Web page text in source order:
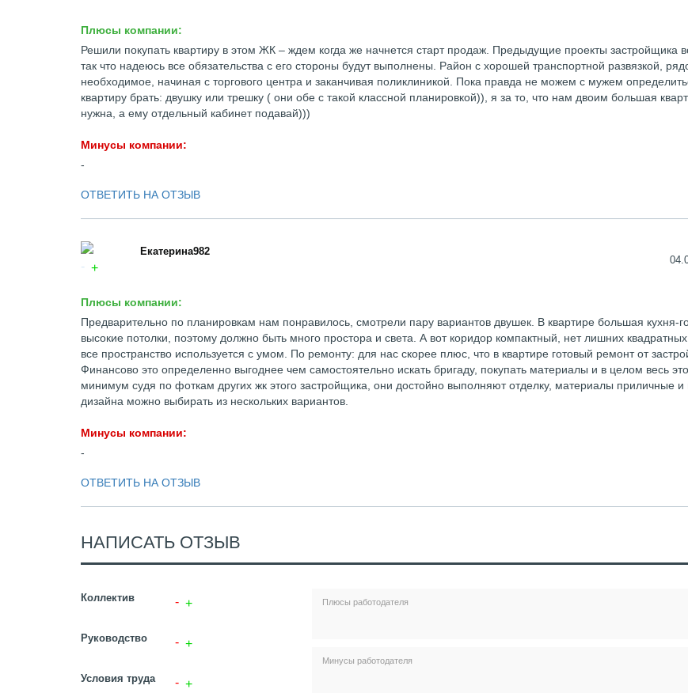
Плюсы компании:
Решили покупать квартиру в этом ЖК – ждем когда же начнется старт продаж. Предыдущие проекты застройщика
так что надеюсь все обязательства с его стороны будут выполнены. Район с хорошей транспортной развязкой,
необходимое, начиная с торгового центра и заканчивая поликлиникой. Пока правда не можем с мужем
квартиру брать: двушку или трешку ( они обе с такой классной планировкой)), я за то, что нам двоим большая
нужна, а ему отдельный кабинет подавай)))
Минусы компании:
-
ОТВЕТИТЬ НА ОТЗЫВ
Екатерина982
Плюсы компании:
Предварительно по планировкам нам понравилось, смотрели пару вариантов двушек. В квартире большая кухня-
высокие потолки, поэтому должно быть много простора и света. А вот коридор компактный, нет лишних
все пространство используется с умом. По ремонту: для нас скорее плюс, что в квартире готовый ремонт от
Финансово это определенно выгоднее чем самостоятельно искать бригаду, покупать материалы и в целом весь
минимум судя по фоткам других жк этого застройщика, они достойно выполняют отделку, материалы приличные и
дизайна можно выбирать из нескольких вариантов.
Минусы компании:
-
ОТВЕТИТЬ НА ОТЗЫВ
НАПИСАТЬ ОТЗЫВ
Коллектив
Руководство
Условия труда